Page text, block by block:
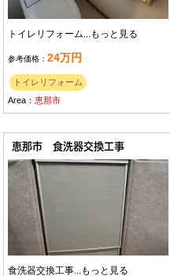
トイレリフォーム... もっと見る
参考価格：24万円
トイレリフォーム
Area：恵那市
恵那市 食洗器交換工事
食洗器交換工事...もっと見る